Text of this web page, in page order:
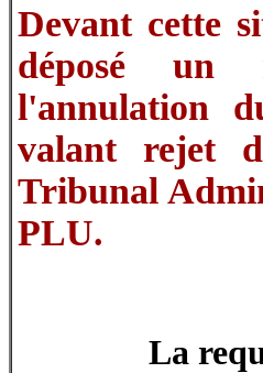
Devant cette
déposé un
l'annulation
valant rejet
Tribunal
PLU.
La